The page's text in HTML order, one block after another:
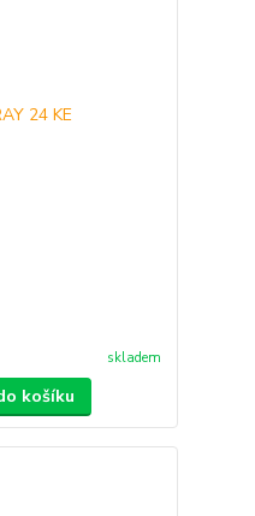
skladem
košíku